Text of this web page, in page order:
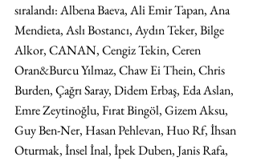
sıralandı: Albena Baeva, Ali Emir Tapan, Ana
Mendieta, Aslı Bostancı, Aydın Teker, Bilge
Alkor, CANAN, Cengiz Tekin, Ceren
Oran&Burcu Yılmaz, Chaw Ei Thein, Chris
Burden, Çağrı Saray, Didem Erbaş, Eda Aslan,
Emre Zeytinoğlu, Fırat Bingöl, Gizem Aksu,
Guy Ben-Ner, Hasan Pehlevan, Huo Rf, İhsan
Oturmak, İnsel İnal, İpek Duben, Janis Rafa,